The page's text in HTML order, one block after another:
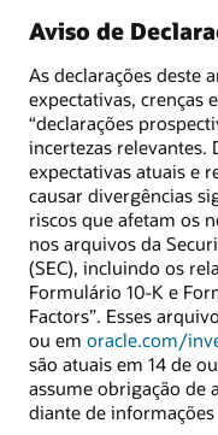
Aviso de
As declarações deste
expectativas, crenças
“declarações
incertezas relevantes.
expectativas atuais e
causar divergências
riscos que afetam os
nos arquivos da
(SEC), incluindo os
Formulário 10‑K e
Factors”. Esses
ou em oracle.com/
são atuais em 14 de
assume obrigação de
diante de